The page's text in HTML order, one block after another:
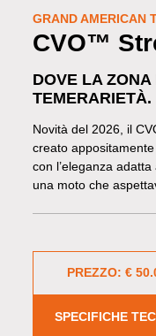
GRAND AMERICAN
CVO™
DOVE LA
TEMERARIETÀ.
Novità del 2026, il
creato
con l’eleganza
una moto che
PREZZO: €
SPECIFICHE